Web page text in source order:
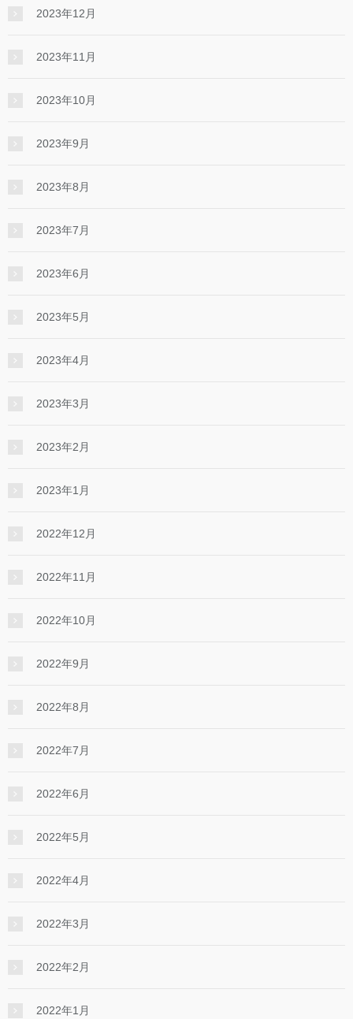
2023年12月
2023年11月
2023年10月
2023年9月
2023年8月
2023年7月
2023年6月
2023年5月
2023年4月
2023年3月
2023年2月
2023年1月
2022年12月
2022年11月
2022年10月
2022年9月
2022年8月
2022年7月
2022年6月
2022年5月
2022年4月
2022年3月
2022年2月
2022年1月